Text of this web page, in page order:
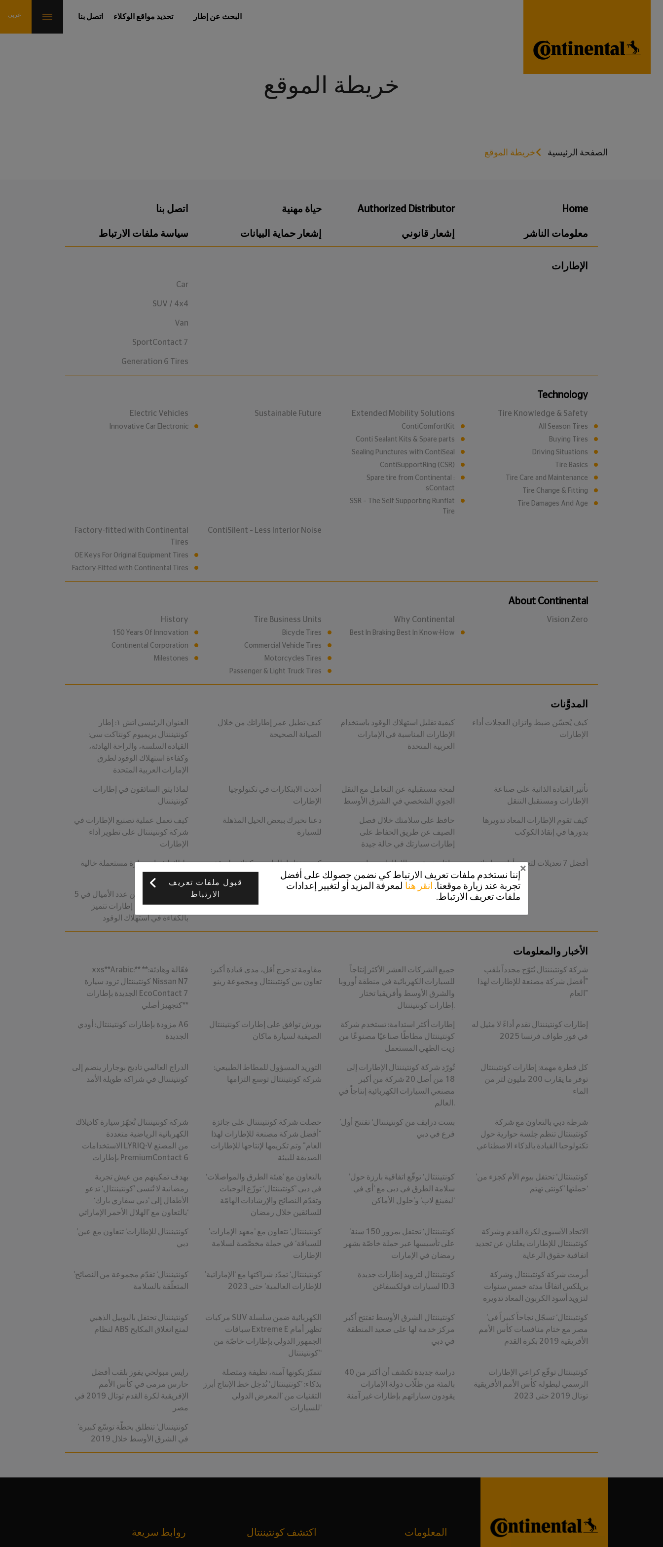
البحث عن إطار تحديد مواقع الوكلاء اتصل بنا
خريطة الموقع
الصفحة الرئيسية خريطة الموقع
Home
Authorized Distributor حياة مهنية اتصل بنا
معلومات الناشر إشعار قانوني إشعار حماية البيانات سياسة ملفات الارتباط
الإطارات
Car
SUV / 4x4
Van
SportContact 7
Generation 6 Tires
Technology
Electric Vehicles
Innovative Car Electronic
Sustainable Future Extended Mobility Solutions
ContiComfortKit
Conti Sealant Kits & Spare parts
Sealing Punctures with ContiSeal
ContiSupportRing (CSR)
Spare tire from Continental :
sContact
SSR – The Self Supporting Runflat
Tire
Tire Knowledge & Safety
All Season Tires
Buying Tires
Driving Situations
Tire Basics
Tire Care and Maintenance
Tire Change & Fitting
Tire Damages And Age
Factory-fitted with Continental
Tires
OE Keys For Original Equipment Tires
Factory-Fitted with Continental Tires
ContiSilent – Less Interior Noise
About Continental
History
150 Years Of Innovation
Continental Corporation
Milestones
Tire Business Units
Bicycle Tires
Commercial Vehicle Tires
Motorcycles Tires
Passenger & Light Truck Tires
Why Continental
Best In Braking Best In Know-How
Vision Zero
المدوَّنات
العنوان الرئيسي اتش ١: إطار
كونتيننتال بريميوم كونتاكت سي:
القيادة السلسة، والراحة الهادئة،
وكفاءة استهلاك الوقود لطرق
الإمارات العربية المتحدة
كيف تطيل عمر إطاراتك من خلال
الصيانة الصحيحة
كيفية تقليل استهلاك الوقود باستخدام
الإطارات المناسبة في الإمارات
العربية المتحدة
كيف يُحسّن ضبط واتزان العجلات أداء
الإطارات
لماذا يثق السائقون في إطارات
كونتيننتال
أحدث الابتكارات في تكنولوجيا
الإطارات
لمحة مستقبلية عن التعامل مع النقل
الجوي الشخصي في الشرق الأوسط
تأثير القيادة الذاتية على صناعة
الإطارات ومستقبل التنقل
كيف تعمل عملية تصنيع الإطارات في
شركة كونتيننتال على تطوير أداء
الإطارات
دعنا نخبرك ببعض الحيل المذهلة
للسيارة
حافظ على سلامتك خلال فصل
الصيف عن طريق الحفاظ على
إطارات سيارتك في حالة جيدة
كيف تقوم الإطارات المعاد تدويرها
بدورها في إنقاذ الكوكب
دليلك لشراء سيارة مستعملة خالية
كيف تختار إطارات مركبتك بطريقة
صحيحة
ماذا يعني تدوير الإطارات وما هي
أهميته؟
أفضل 7 تعديلات لتعزيز أداء سيارتك
5 طرق ذكية لتحسين عدد الأميال في
سيارتك باستخدام إطارات تتميز
بالكفاءة في استهلاك الوقود
دليل استبدال الإطارات: 3 أمور يجب
الانتباه لها قبل شراء الإطارات
نصائح هامة لتجنب حالة إفراغ الإطار
الأخبار والمعلومات
xxs**Arabic:** **فعّالة وهادئة:
كونتيننتال تزود سيارة Nissan N7
الجديدة بإطارات EcoContact 7
كتجهيز أصلي**
مقاومة تدحرج أقل، مدى قيادة أكبر:
تعاون بين كونتيننتال ومجموعة رينو
جميع الشركات العشر الأكثر إنتاجاً
للسيارات الكهربائية في منطقة أوروبا
والشرق الأوسط وأفريقيا تختار
إطارات كونتيننتال.
شركة كونتيننتال تُتوّج مجدداً بلقب
"أفضل شركة مصنعة للإطارات لهذا
العام"
مزودة بإطارات كونتيننتال: أودي A6
الجديدة
بورش توافق على إطارات كونتيننتال
الصيفية لسيارة ماكان
إطارات أكثر استدامة: تستخدم شركة
كونتيننتال مطاطًا صناعيًا مصنوعًا من
زيت الطهي المستعمل
إطارات كونتيننتال تقدم أداءً لا مثيل له
في فوز طواف فرنسا 2025
الدراج العالمي تاديج بوجارار ينضم إلى
كونتيننتال في شراكة طويلة الأمد
التوريد المسؤول للمطاط الطبيعي:
شركة كونتيننتال توسع التزامها
تُورّد شركة كونتيننتال الإطارات إلى
18 من أصل 20 شركة من أكبر
مصنعي السيارات الكهربائية إنتاجاً في
العالم.
كل قطرة مهمة: إطارات كونتيننتال
توفر ما يقارب 200 مليون لتر من
الماء
شركة كونتيننتال تُجهّز سيارة كاديلاك
الكهربائية الرياضية متعددة
الاستخدامات LYRIQ-V من المصنع
بإطارات PremiumContact 6
حصلت شركة كونتيننتال على جائزة
"أفضل شركة مصنعة للإطارات لهذا
العام" وتم تكريمها لإنتاجها للإطارات
الصديقة للبيئة
’بست درايڤ من كونتيننتال‘ تفتتح أول
فرع في دبي
شرطة دبي بالتعاون مع شركة
كونتيننتال تنظم جلسة حوارية حول
تكنولوجيا القيادة بالذكاء الاصطناعي
بهدف تمكينهم من عيش تجربة
رمضانية لا تُنسى ’كونتيننتال‘ تدعو
الأطفال إلى ’دبي سفاري بارك‘
بالتعاون مع ’الهلال الأحمر الإماراتي‘
بالتعاون مع ’هيئة الطرق والمواصلات‘
في دبي ’كونتيننتال‘ توزّع الوجبات
وتقدّم النصائح والإرشادات الهامّة
للسائقين خلال رمضان
’كونتيننتال‘ توقّع اتفاقية بارزة حول
سلامة الطرق في دبي مع ’أي في
ليفينغ لاب‘ و’حلول الأماكن‘
’كونتيننتال‘ تحتفل بيوم الأم كجزء من
حملتها ’كونتي تهتم‘
’كونتيننتال للإطارات‘ تتعاون مع عين
دبي
’كونتيننتال‘ تتعاون مع ’معهد الإمارات
للسياقة‘ في حملة مخصَّصة لسلامة
الإطارات
’كونتيننتال‘ تحتفل بمرور 150 سنة
على تأسيسها عبر حملة خاصّة بشهر
رمضان في الإمارات
الاتحاد الآسيوي لكرة القدم وشركة
كونتيننتال للإطارات يعلنان عن تجديد
اتفاقية حقوق الرعاية
’كونتيننتال‘ تقدّم مجموعة من النصائح
المتعلّقة بالسلامة
’كونتيننتال‘ تمدّد شراكتها مع ‘الإماراتية
للإطارات العالمية’ حتى 2023
كونتيننتال لتزويد إطارات جديدة
لسيارات فولكسفاغن ID.3
أبرمت شركة كونتيننتال وشركة
بريلكس اتفاقًا مدته خمس سنوات
لتزويد أسود الكربون المعاد تدويره
كونتيننتال تحتفل باليوبيل الذهبي
لنظام ABS لمنع انغلاق المكابح
مركبات SUV الكهربائية ضمن سلسلة
سباقات Extreme E تظهر أمام
الجمهور الدولي بإطارات خاصّة من
’كونتيننتال‘
كونتيننتال الشرق الأوسط تفتتح أكبر
مركز خدمة لها على صعيد المنطقة
في دبي
’كونتيننتال‘ تسجّل نجاحاً كبيراً في
مصر مع ختام منافسات كأس الأمم
الأفريقية 2019 بكرة القدم
رايس مبولحي يفوز بلقب أفضل
حارس مرمى في كأس الأمم
الإفريقية لكرة القدم توتال 2019 في
مصر
تتميّز بكونها آمنة، نظيفة ومتصلة
بذكاء: ’كونتيننتال‘ تُدخِل خط الإنتاج أبرز
التقنيات من ’المعرض الدولي
للسيارات‘
دراسة جديدة تكشف أن أكثر من 40
بالمئة من طلّاب دولة الإمارات
يقودون سياراتهم بإطارات غير آمنة
كونتيننتال توقّع كراعي الإطارات
الرسمي لبطولة كأس الأمم الأفريقية
توتال 2019 حتى 2023
’كونتيننتال‘ تنطلق بخطّة توسّع كبيرة
في الشرق الأوسط خلال 2019
المعلومات اكتشف كونتيننتال روابط سريعة
إننا نستخدم ملفات تعريف الارتباط كي نضمن حصولك على أفضل
تجربة عند زيارة موقعنا. انقر هنا لمعرفة المزيد أو لتغيير إعدادات
ملفات تعريف الارتباط.
قبول ملفات تعريف
الارتباط
×